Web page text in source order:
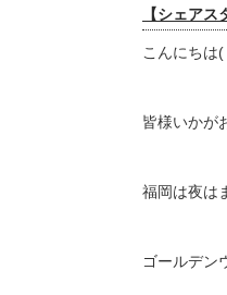
【シェア
こんにちは
皆様いかが
福岡は夜は
ゴールデン